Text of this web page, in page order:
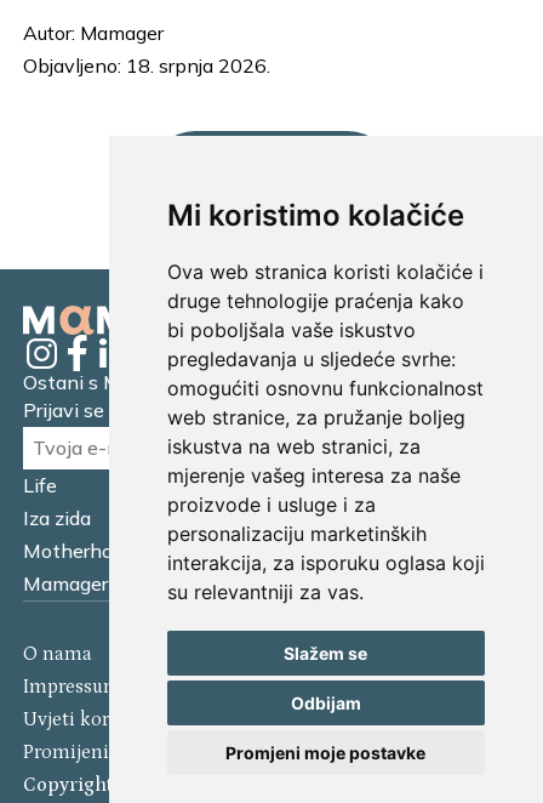
Mi koristimo kolačiće
Ova web stranica koristi kolačiće i
druge tehnologije praćenja kako
bi poboljšala vaše iskustvo
pregledavanja u sljedeće svrhe:
omogućiti osnovnu funkcionalnost
web stranice, za pružanje boljeg
iskustva na web stranici, za
mjerenje vašeg interesa za naše
proizvode i usluge i za
personalizaciju marketinških
interakcija, za isporuku oglasa koji
su relevantniji za vas.
Slažem se
Odbijam
Promjeni moje postavke
Autor: Mamager
Objavljeno: 18. srpnja 2026.
Life
Financijska pismenost
Iza zida
Business
Motherhood
Tatager
Mamager Intervju
Multitasking kitchen
Ostani s Mamagerom
Prijavi se na naš newsletter.
Copyright 2025 Mamager
O nama
Kontakt
Impressum
Izjava o kolačićima
Uvjeti korištenja
Politika privatnosti
Promijeni postavke kolačića